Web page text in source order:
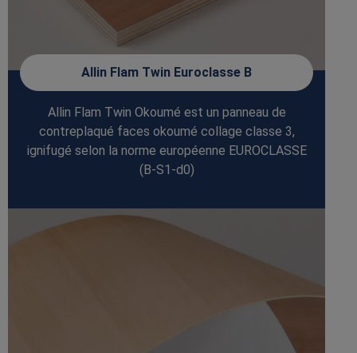
Allin Flam Twin Euroclasse B
Allin Flam Twin Okoumé est un panneau de
contreplaqué faces okoumé collage classe 3,
ignifugé selon la norme européenne EUROCLASSE
(B-S1-d0)